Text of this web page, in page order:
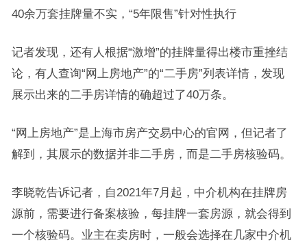
40余万套挂牌量不实，“5年限售”针对性执行
记者发现，还有人根据“激增”的挂牌量得出楼市重挫结
论，有人查询“网上房地产”的“二手房”列表详情，发现
展示出来的二手房详情的确超过了40万条。
“网上房地产”是上海市房产交易中心的官网，但记者了
解到，其展示的数据并非二手房，而是二手房核验码。
李晓乾告诉记者，自2021年7月起，中介机构在挂牌房
源前，需要进行备案核验，每挂牌一套房源，就会得到
一个核验码。业主在卖房时，一般会选择在几家中介机